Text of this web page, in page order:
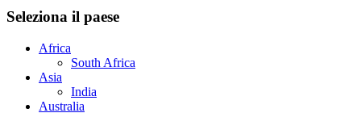
Seleziona il paese
Africa
South Africa
Asia
India
Australia